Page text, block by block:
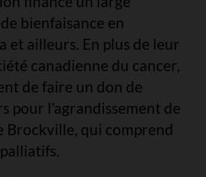
bienfaisance en
et ailleurs. En plus de leur
canadienne du cancer,
de faire un don de
pour l’agrandissement de
Brockville, qui comprend